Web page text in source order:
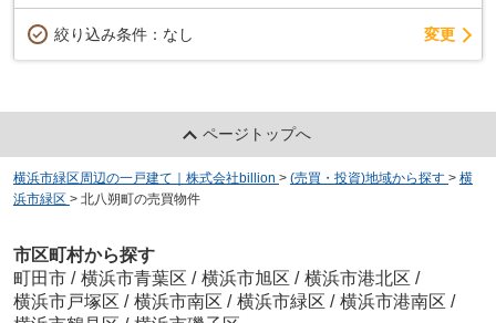
絞り込み条件： なし 変更
ページトップへ
横浜市緑区周辺の一戸建て｜株式会社billion > (売買・投資)地域から探す > 横
浜市緑区 > 北八朔町の売買物件
市区町村から探す
町田市 / 横浜市青葉区 / 横浜市旭区 / 横浜市港北区 /
横浜市戸塚区 / 横浜市南区 / 横浜市緑区 / 横浜市港南区 /